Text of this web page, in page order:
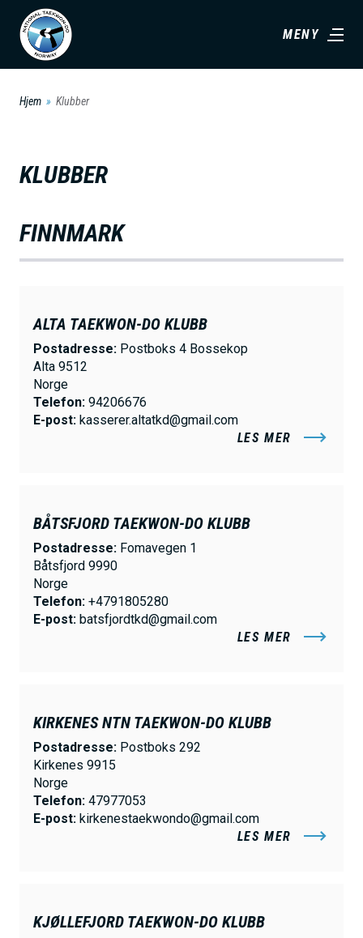
MENY
Hjem Klubber
KLUBBER
FINNMARK
ALTA TAEKWON-DO KLUBB
Postadresse: Postboks 4 Bossekop
Alta 9512
Norge
Telefon: 94206676
E-post: kasserer.altatkd@gmail.com
LES MER
BÅTSFJORD TAEKWON-DO KLUBB
Postadresse: Fomavegen 1
Båtsfjord 9990
Norge
Telefon: +4791805280
E-post: batsfjordtkd@gmail.com
LES MER
KIRKENES NTN TAEKWON-DO KLUBB
Postadresse: Postboks 292
Kirkenes 9915
Norge
Telefon: 47977053
E-post: kirkenestaekwondo@gmail.com
LES MER
KJØLLEFJORD TAEKWON-DO KLUBB